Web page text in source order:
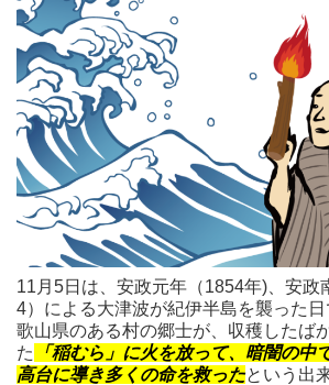
11月5日は、安政元年（1854年)、安政
4）による大津波が紀伊半島を襲った
歌山県のある村の郷士が、収穫したば
た
「稲むら」に火を放って、暗闇の中
高台に導き多くの命を救ったという出